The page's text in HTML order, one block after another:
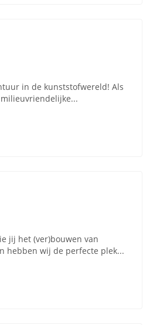
in de kunststofwereld! Als
jij het (ver)bouwen van
hebben wij de perfecte plek...